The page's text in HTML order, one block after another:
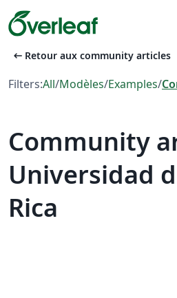
arrow_left_alt Retour aux community articles
Filters:All/Modèles/Examples/
Community
Universidad
Rica